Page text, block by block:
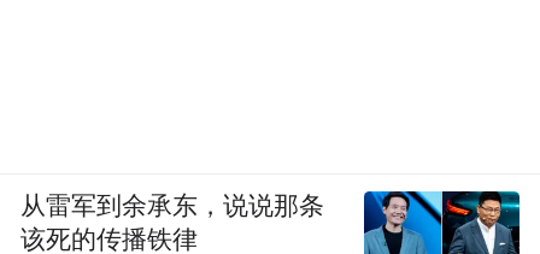
从雷军到余承东，说说那条
该死的传播铁律